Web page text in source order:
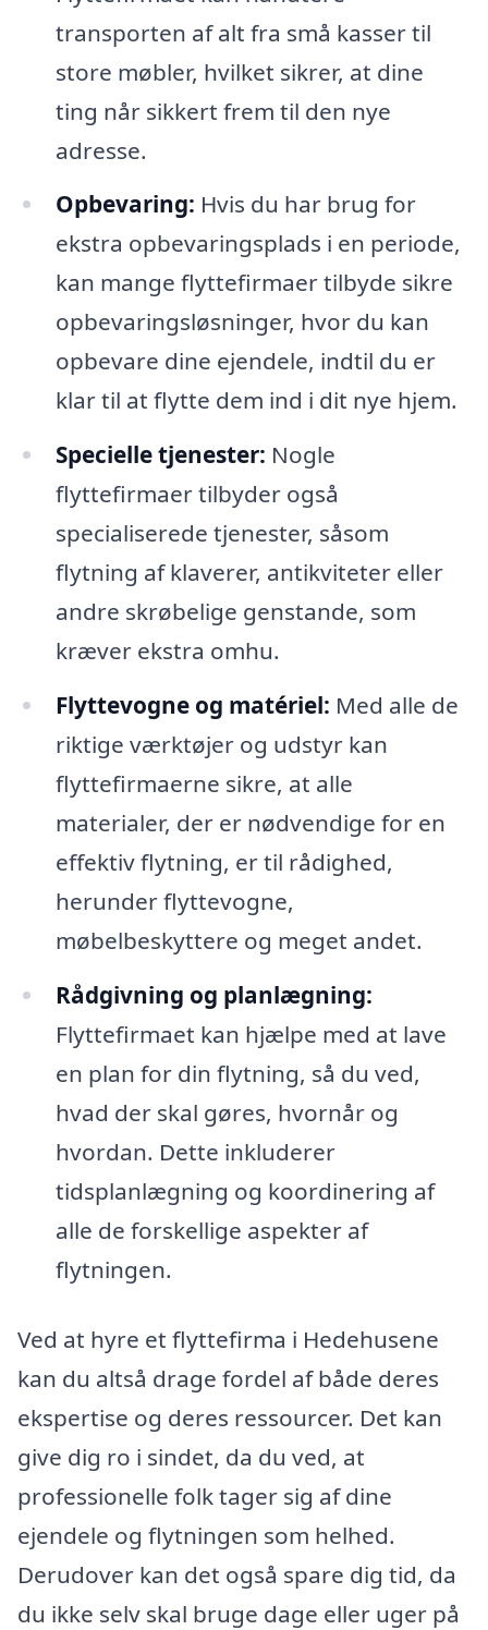
transporten af alt fra små kasser til
store møbler, hvilket sikrer, at dine
ting når sikkert frem til den nye
adresse.
Opbevaring: Hvis du har brug for
ekstra opbevaringsplads i en periode,
kan mange flyttefirmaer tilbyde sikre
opbevaringsløsninger, hvor du kan
opbevare dine ejendele, indtil du er
klar til at flytte dem ind i dit nye hjem.
Specielle tjenester: Nogle
flyttefirmaer tilbyder også
specialiserede tjenester, såsom
flytning af klaverer, antikviteter eller
andre skrøbelige genstande, som
kræver ekstra omhu.
Flyttevogne og matériel: Med alle de
riktige værktøjer og udstyr kan
flyttefirmaerne sikre, at alle
materialer, der er nødvendige for en
effektiv flytning, er til rådighed,
herunder flyttevogne,
møbelbeskyttere og meget andet.
Rådgivning og planlægning:
Flyttefirmaet kan hjælpe med at lave
en plan for din flytning, så du ved,
hvad der skal gøres, hvornår og
hvordan. Dette inkluderer
tidsplanlægning og koordinering af
alle de forskellige aspekter af
flytningen.
Ved at hyre et flyttefirma i Hedehusene
kan du altså drage fordel af både deres
ekspertise og deres ressourcer. Det kan
give dig ro i sindet, da du ved, at
professionelle folk tager sig af dine
ejendele og flytningen som helhed.
Derudover kan det også spare dig tid, da
du ikke selv skal bruge dage eller uger på